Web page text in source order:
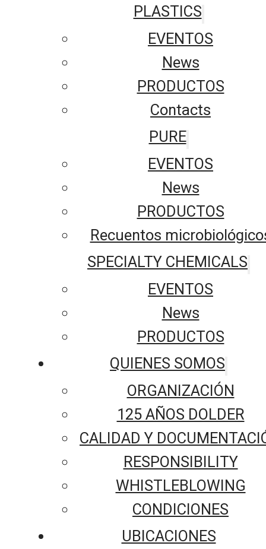
PLASTICS
EVENTOS
News
PRODUCTOS
Contacts
PURE
EVENTOS
News
PRODUCTOS
Recuentos
SPECIALTY CHEMICALS
EVENTOS
News
PRODUCTOS
QUIENES SOMOS
ORGANIZACIÓN
125 AÑOS DOLDER
CALIDAD Y
RESPONSIBILITY
WHISTLEBLOWING
CONDICIONES
UBICACIONES